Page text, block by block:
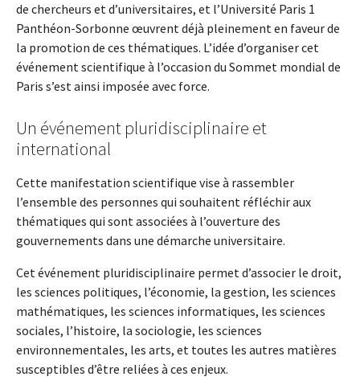
de chercheurs et d’universitaires, et l’Université Paris 1
Panthéon-Sorbonne œuvrent déjà pleinement en faveur de
la promotion de ces thématiques. L’idée d’organiser cet
événement scientifique à l’occasion du Sommet mondial de
Paris s’est ainsi imposée avec force.
Un événement pluridisciplinaire et
international
Cette manifestation scientifique vise à rassembler
l’ensemble des personnes qui souhaitent réfléchir aux
thématiques qui sont associées à l’ouverture des
gouvernements dans une démarche universitaire.
Cet événement pluridisciplinaire permet d’associer le droit,
les sciences politiques, l’économie, la gestion, les sciences
mathématiques, les sciences informatiques, les sciences
sociales, l’histoire, la sociologie, les sciences
environnementales, les arts, et toutes les autres matières
susceptibles d’être reliées à ces enjeux.